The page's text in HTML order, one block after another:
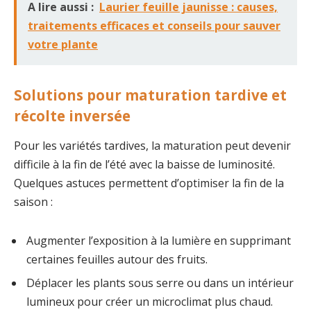
A lire aussi : Laurier feuille jaunisse : causes,
traitements efficaces et conseils pour sauver
votre plante
Solutions pour maturation tardive et
récolte inversée
Pour les variétés tardives, la maturation peut devenir
difficile à la fin de l’été avec la baisse de luminosité.
Quelques astuces permettent d’optimiser la fin de la
saison :
Augmenter l’exposition à la lumière en supprimant
certaines feuilles autour des fruits.
Déplacer les plants sous serre ou dans un intérieur
lumineux pour créer un microclimat plus chaud.